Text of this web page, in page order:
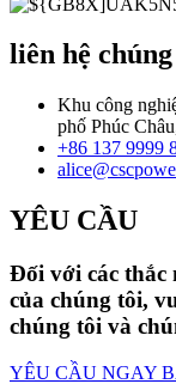
liên hệ
Khu công
phố Phúc
+86 137 9999
YÊU CẦU
Đối với các thắc
của chúng tôi,
chúng tôi và
YÊU CẦU NGAY